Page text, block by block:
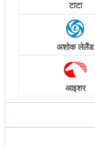
टाटा
अशोक लेलैंड
आइशर